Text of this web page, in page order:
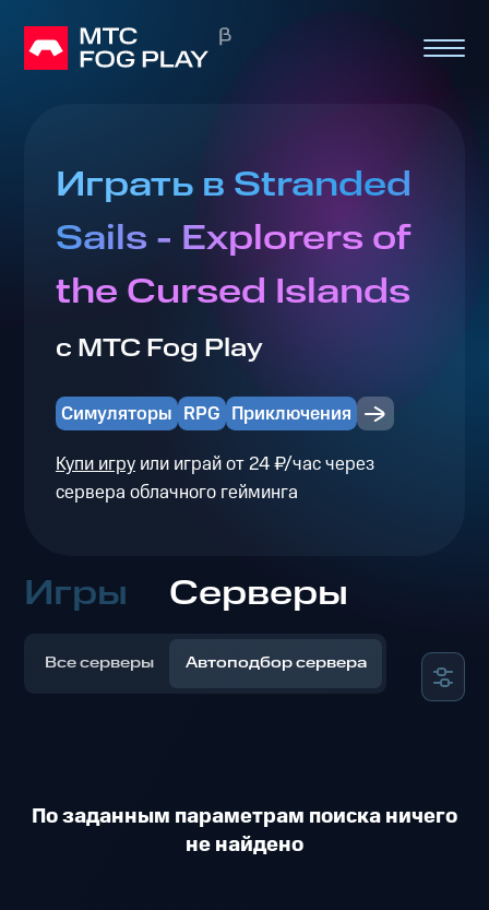
Играть в Stranded
Sails - Explorers of
the Cursed Islands
с МТС Fog Play
Симуляторы RPG Приключения
Купи игруили играй от 24 ₽/час через
сервера облачного гейминга
Игры Серверы
Все серверы Автоподбор сервера
По заданным параметрам поиска ничего
не найдено